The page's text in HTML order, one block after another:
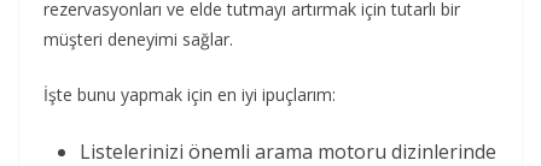
rezervasyonları ve elde tutmayı artırmak için tutarlı bir
müşteri deneyimi sağlar.
İşte bunu yapmak için en iyi ipuçlarım:
Listelerinizi önemli arama motoru dizinlerinde